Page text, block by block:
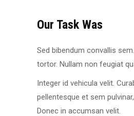
Our Task Was
Sed bibendum convallis
tortor. Nullam non feugiat
Integer id vehicula velit.
pellentesque et sem
Donec in accumsan velit.